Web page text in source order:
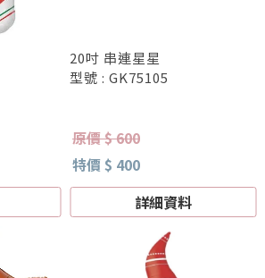
20吋 串連星星
型號 : GK75105
原價 $ 600
特價 $ 400
詳細資料